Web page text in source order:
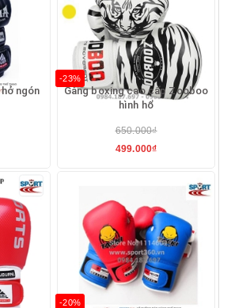
ngón
-23%
Găng boxing cao cấp Zooboo
hình hổ
650.000₫
499.000₫
-20%